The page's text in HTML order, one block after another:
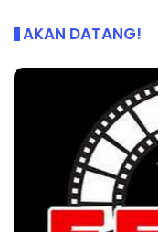
AKAN DATANG!